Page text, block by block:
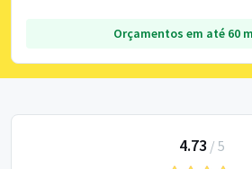
Orçamentos em até 60
4.73 / 5